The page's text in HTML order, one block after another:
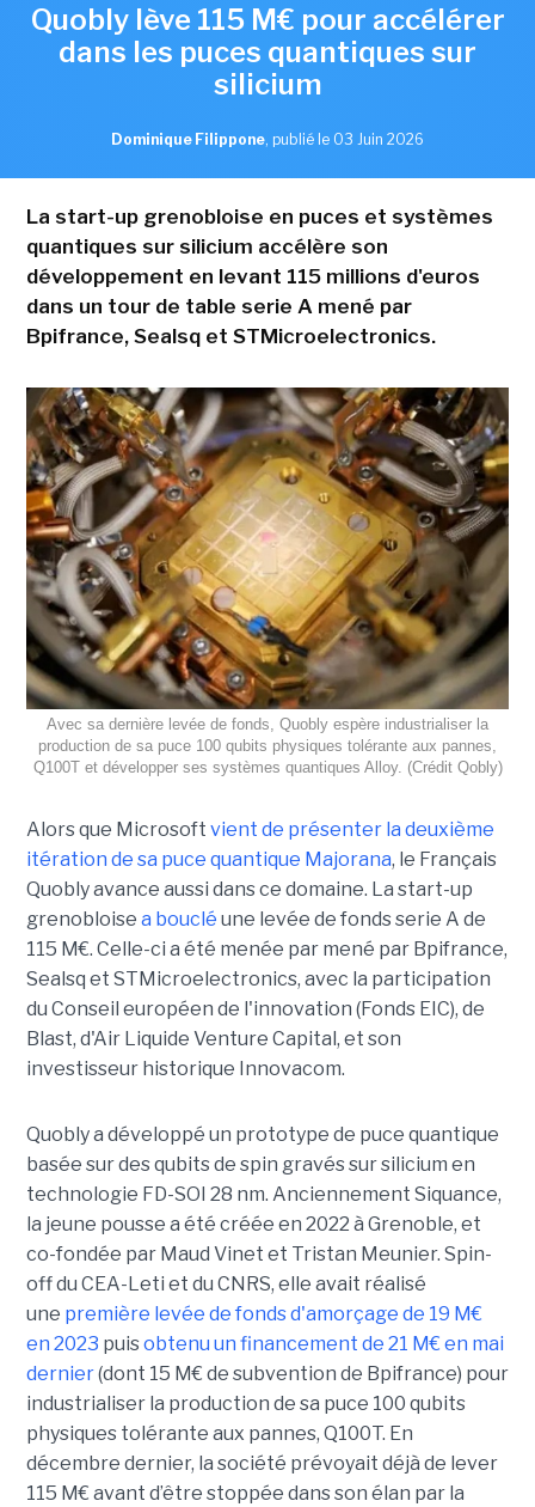
Quobly lève 115 M€ pour accélérer
dans les puces quantiques sur
silicium
Dominique Filippone, publié le 03 Juin 2026
La start-up grenobloise en puces et systèmes
quantiques sur silicium accélère son
développement en levant 115 millions d'euros
dans un tour de table serie A mené par
Bpifrance, Sealsq et STMicroelectronics.
Avec sa dernière levée de fonds, Quobly espère industrialiser la
production de sa puce 100 qubits physiques tolérante aux pannes,
Q100T et développer ses systèmes quantiques Alloy. (Crédit Qobly)
Alors que Microsoft vient de présenter la deuxième
itération de sa puce quantique Majorana, le Français
Quobly avance aussi dans ce domaine. La start-up
grenobloise a bouclé une levée de fonds serie A de
115 M€. Celle-ci a été menée par mené par Bpifrance,
Sealsq et STMicroelectronics, avec la participation
du Conseil européen de l'innovation (Fonds EIC), de
Blast, d'Air Liquide Venture Capital, et son
investisseur historique Innovacom.
Quobly a développé un prototype de puce quantique
basée sur des qubits de spin gravés sur silicium en
technologie FD-SOI 28 nm. Anciennement Siquance,
la jeune pousse a été créée en 2022 à Grenoble, et
co-fondée par Maud Vinet et Tristan Meunier. Spin-
off du CEA-Leti et du CNRS, elle avait réalisé
une première levée de fonds d'amorçage de 19 M€
en 2023 puisobtenu un financement de 21 M€ en mai
dernier(dont 15 M€ de subvention de Bpifrance) pour
industrialiser la production de sa puce 100 qubits
physiques tolérante aux pannes, Q100T. En
décembre dernier, la société prévoyait déjà de lever
115 M€ avant d’être stoppée dans son élan par la